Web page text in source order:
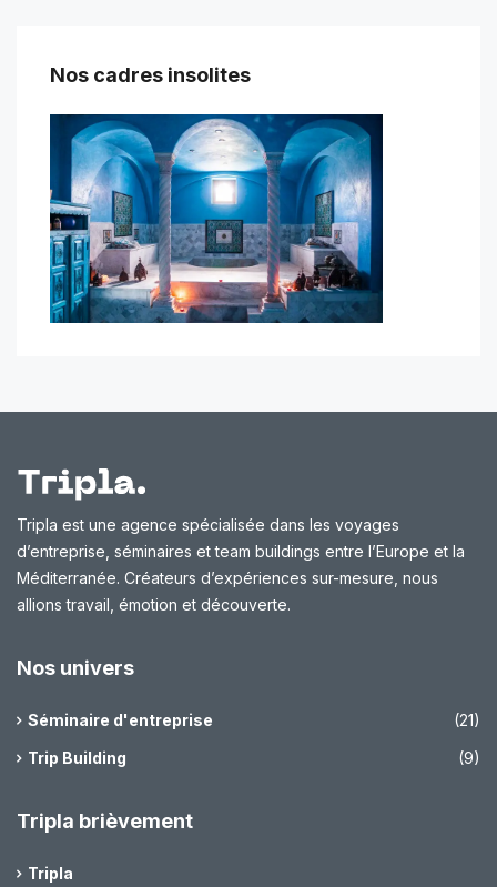
Nos cadres insolites
Tripla est une agence spécialisée dans les voyages
d’entreprise, séminaires et team buildings entre l’Europe et la
Méditerranée. Créateurs d’expériences sur-mesure, nous
allions travail, émotion et découverte.
Nos univers
Séminaire d'entreprise
(21)
Trip Building
(9)
Tripla brièvement
Tripla